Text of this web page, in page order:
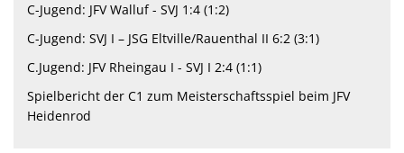
C-Jugend: JFV Walluf - SVJ 1:4 (1:2)
C-Jugend: SVJ I – JSG Eltville/Rauenthal II 6:2 (3:1)
C.Jugend: JFV Rheingau I - SVJ I 2:4 (1:1)
Spielbericht der C1 zum Meisterschaftsspiel beim JFV
Heidenrod